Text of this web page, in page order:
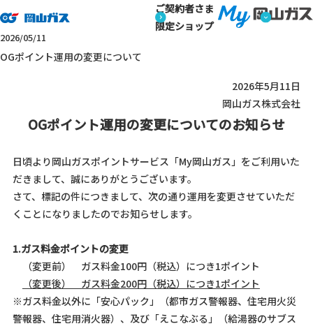
ご契約者さま
限定ショップ
トップページ
OGポイント運用の変更につい
ニュースリリース
2026/05/11
OGポイント運用の変更について
2026年5月11日
岡山ガス株式会社
OGポイント運用の変更についてのお知らせ
日頃より岡山ガスポイントサービス「My岡山ガス」をご利用いた
だきまして、誠にありがとうございます。
さて、標記の件につきまして、次の通り運用を変更させていただ
くことになりましたのでお知らせします。
1.ガス料金ポイントの変更
（変更前） ガス料金100円（税込）につき1ポイント
（変更後） ガス料金200円（税込）につき1ポイント
※ガス料金以外に「安心パック」（都市ガス警報器、住宅用火災
警報器、住宅用消火器）、及び「えこなぶる」（給湯器のサブス